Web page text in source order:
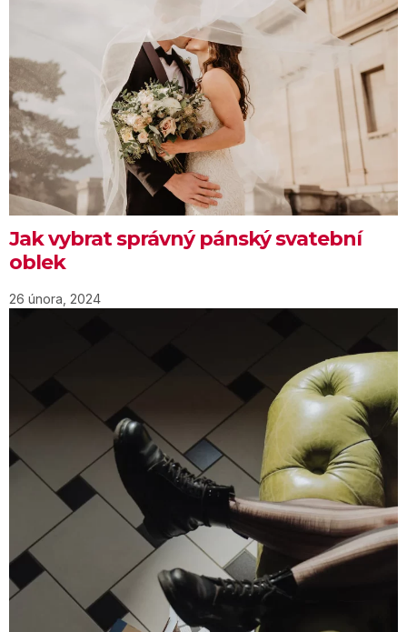
Jak vybrat správný pánský svatební
oblek
26 února, 2024